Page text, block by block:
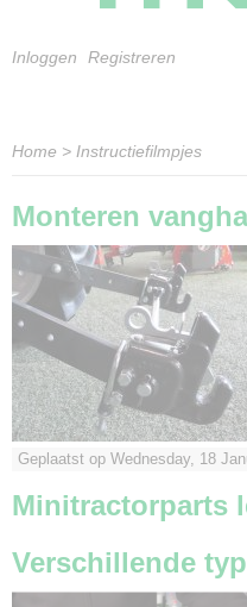
Inloggen Registreren
Home > Instructiefilmpjes
Monteren
Geplaatst op Wednesday, 18
Minitractorparts
Verschillende